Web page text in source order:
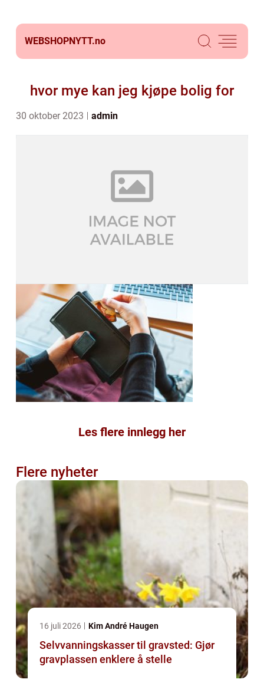
WEBSHOPNYTT.no
hvor mye kan jeg kjøpe bolig for
30 oktober 2023 admin
Les flere innlegg her
Flere nyheter
16 juli 2026 Kim André Haugen
Selvvanningskasser til gravsted: Gjør
gravplassen enklere å stelle